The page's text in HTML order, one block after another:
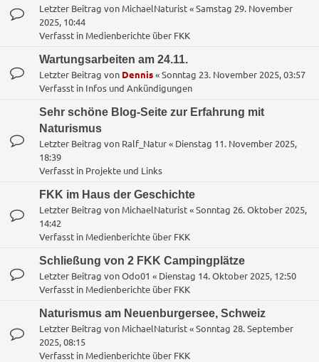
Letzter Beitrag von MichaelNaturist«Samstag 29. November
2025, 10:44
Verfasst in Medienberichte über FKK
Wartungsarbeiten am 24.11.
Letzter Beitrag von Dennis«Sonntag 23. November 2025, 03:57
Verfasst in Infos und Ankündigungen
Sehr schöne Blog-Seite zur Erfahrung mit
Naturismus
Letzter Beitrag von Ralf_Natur« Dienstag 11. November 2025,
18:39
Verfasst in Projekte und Links
FKK im Haus der Geschichte
Letzter Beitrag von MichaelNaturist«Sonntag 26. Oktober 2025,
14:42
Verfasst in Medienberichte über FKK
Schließung von 2 FKK Campingplätze
Letzter Beitrag vonOdo01 « Dienstag 14. Oktober 2025, 12:50
Verfasst in Medienberichte über FKK
Naturismus am Neuenburgersee, Schweiz
Letzter Beitrag von MichaelNaturist«Sonntag 28. September
2025, 08:15
Verfasst in Medienberichte über FKK